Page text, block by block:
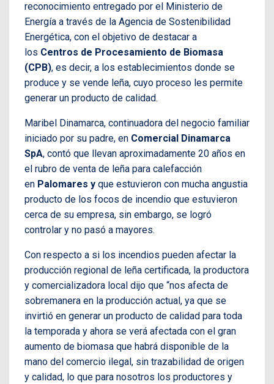
reconocimiento entregado por el Ministerio de
Energía a través de la Agencia de Sostenibilidad
Energética, con el objetivo de destacar a
los Centros de Procesamiento de Biomasa
(CPB), es decir, a los establecimientos donde se
produce y se vende leña, cuyo proceso les permite
generar un producto de calidad.
Maribel Dinamarca, continuadora del negocio familiar
iniciado por su padre, en Comercial Dinamarca
SpA, contó que llevan aproximadamente 20 años en
el rubro de venta de leña para calefacción
en Palomares y que estuvieron con mucha angustia
producto de los focos de incendio que estuvieron
cerca de su empresa, sin embargo, se logró
controlar y no pasó a mayores.
Con respecto a si los incendios pueden afectar la
producción regional de leña certificada, la productora
y comercializadora local dijo que “nos afecta de
sobremanera en la producción actual, ya que se
invirtió en generar un producto de calidad para toda
la temporada y ahora se verá afectada con el gran
aumento de biomasa que habrá disponible de la
mano del comercio ilegal, sin trazabilidad de origen
y calidad, lo que para nosotros los productores y